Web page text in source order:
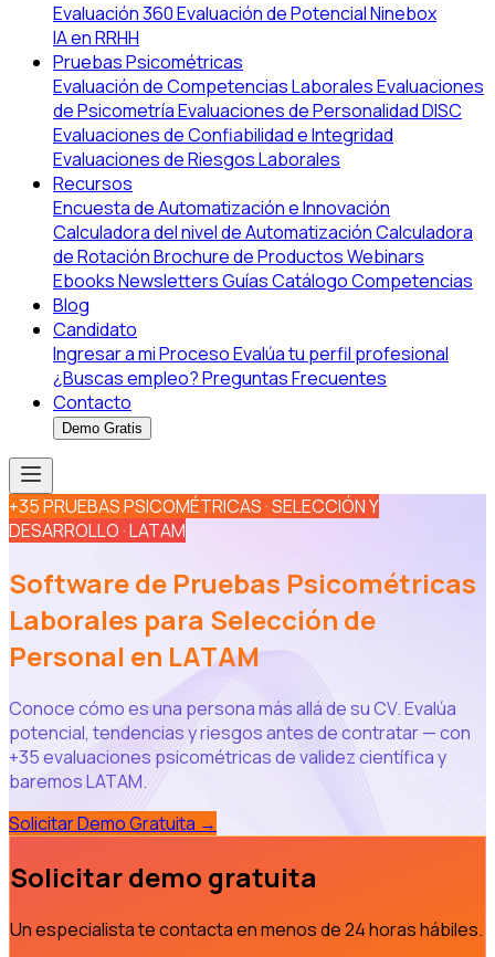
Evaluación 360Evaluación de PotencialNinebox
IA en RRHH
Pruebas Psicométricas
Evaluación de Competencias LaboralesEvaluaciones
de PsicometríaEvaluaciones de Personalidad DISC
Evaluaciones de Confiabilidad e Integridad
Evaluaciones de Riesgos Laborales
Recursos
Encuesta de Automatización e Innovación
Calculadora del nivel de AutomatizaciónCalculadora
de RotaciónBrochure de ProductosWebinars
EbooksNewslettersGuíasCatálogo Competencias
Blog
Candidato
Ingresar a mi ProcesoEvalúa tu perfil profesional
¿Buscas empleo?Preguntas Frecuentes
Contacto
Demo Gratis
+35 PRUEBAS PSICOMÉTRICAS · SELECCIÓN Y
DESARROLLO · LATAM
Software de Pruebas Psicométricas
Laborales para Selección de
Personal en LATAM
Conoce cómo es una persona más allá de su CV. Evalúa
potencial, tendencias y riesgos antes de contratar — con
+35 evaluaciones psicométricas de validez científica y
baremos LATAM.
Solicitar Demo Gratuita →
Solicitar demo gratuita
Un especialista te contacta en menos de 24 horas hábiles.